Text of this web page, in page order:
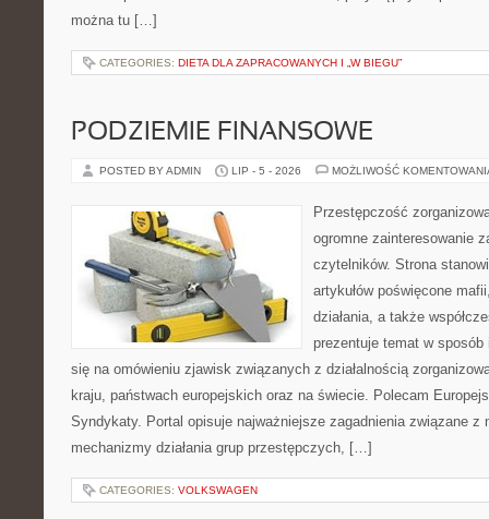
można tu […]
CATEGORIES: DIETA DLA ZAPRACOWANYCH I „W BIEGU”
PODZIEMIE FINANSOWE
POSTED BY ADMIN LIP - 5 - 2026 MOŻLIWOŚĆ
Przestępczość
ogromne zainteresowanie
czytelników. Strona
artykułów poświęcone
działania, a także
prezentuje temat w
się na omówieniu zjawisk związanych z działalnością
kraju, państwach europejskich oraz na świecie. Polecam
Syndykaty. Portal opisuje najważniejsze zagadnienia związane z
mechanizmy działania grup przestępczych, […]
CATEGORIES: VOLKSWAGEN